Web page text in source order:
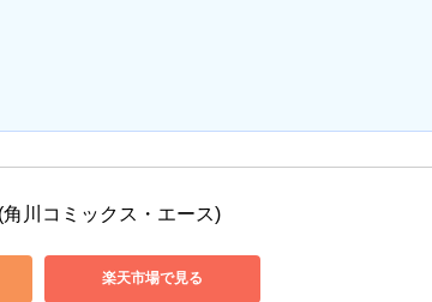
川コミックス・エース)
楽天市場で見る